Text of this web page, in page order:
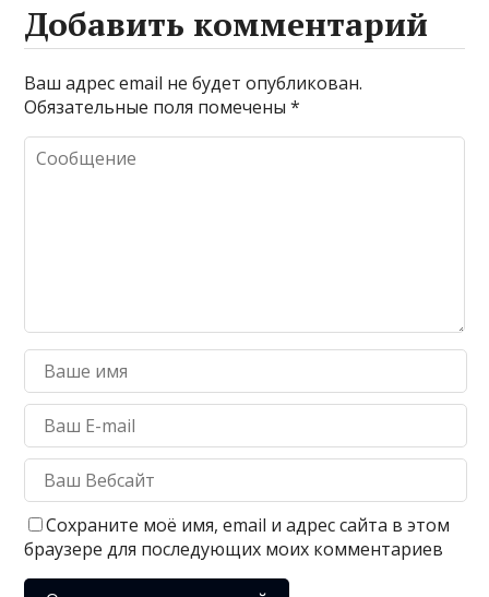
Добавить комментарий
Ваш адрес email не будет опубликован.
Обязательные поля помечены*
Сохраните моё имя, email и адрес сайта в этом
браузере для последующих моих комментариев